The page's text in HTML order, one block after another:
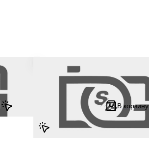
в
Шнурок для ключей брелок для
с карабином 500 мм, железный
#12 плотный (THE DOCTOR)
505.56 ₽ В корзину